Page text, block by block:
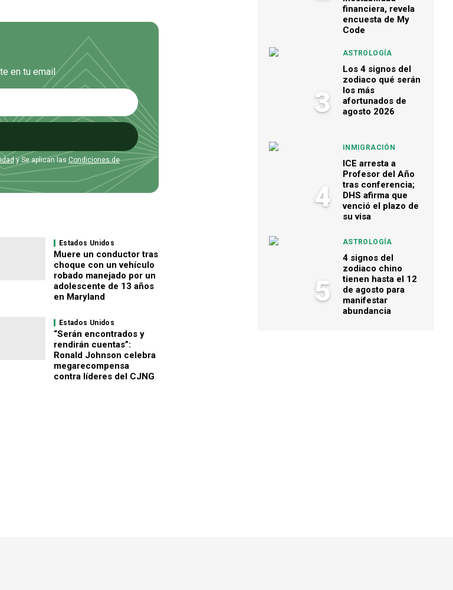
en tu email
y Se aplican las Condiciones de
Estados Unidos
Muere un conductor tras
choque con un vehículo
robado manejado por un
adolescente de 13 años
en Maryland
Estados Unidos
“Serán encontrados y
rendirán cuentas”:
Ronald Johnson celebra
megarecompensa
contra líderes del CJNG
financiera, revela
encuesta de My
Code
3
ASTROLOGÍA
Los 4 signos del
zodiaco qué serán
los más
afortunados de
agosto 2026
4
INMIGRACIÓN
ICE arresta a
Profesor del Año
tras conferencia;
DHS afirma que
venció el plazo de
su visa
5
ASTROLOGÍA
4 signos del
zodiaco chino
tienen hasta el 12
de agosto para
manifestar
abundancia